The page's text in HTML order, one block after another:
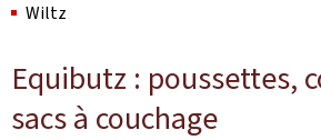
Wiltz
Equibutz : poussettes,
sacs à couchage